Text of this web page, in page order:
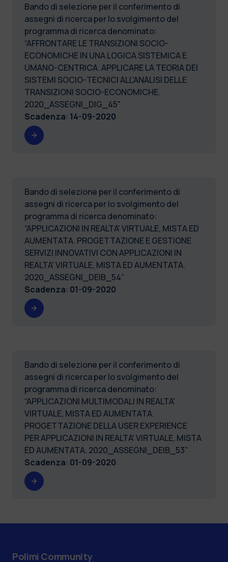
Bando di selezione per il conferimento di
assegni di ricerca per lo svolgimento del
programma di ricerca denominato:
“AFFRONTARE LE TRANSIZIONI SOCIO-
ECONOMICHE IN UNA LOGICA SISTEMICA E
UMANO-CENTRICA. APPLICARE LA TEORIA DEI
SISTEMI SOCIO-TECNICI ALL'ANALISI DELLE
TRANSIZIONI SOCIO-ECONOMICHE.
2020_ASSEGNI_DIG_45"
Scadenza: 14-09-2020
Bando di selezione per il conferimento di
assegni di ricerca per lo svolgimento del
programma di ricerca denominato:
“APPLICAZIONI IN REALTA' VIRTUALE, MISTA ED
AUMENTATA. PROGETTAZIONE E GESTIONE
SERVIZI INNOVATIVI CON APPLICAZIONI IN
REALTA' VIRTUALE, MISTA ED AUMENTATA.
2020_ASSEGNI_DEIB_54”
Scadenza: 01-09-2020
Bando di selezione per il conferimento di
assegni di ricerca per lo svolgimento del
programma di ricerca denominato:
“APPLICAZIONI MULTIMODALI IN REALTA'
VIRTUALE, MISTA ED AUMENTATA.
PROGETTAZIONE DELLA USER EXPERIENCE
PER APPLICAZIONI IN REALTA' VIRTUALE, MISTA
ED AUMENTATA. 2020_ASSEGNI_DEIB_53”
Scadenza: 01-09-2020
Polimi Community